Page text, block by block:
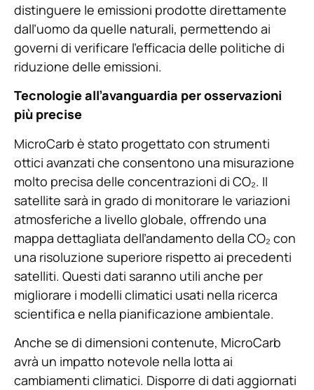
distinguere le emissioni prodotte direttamente
dall’uomo da quelle naturali, permettendo ai
governi di verificare l’efficacia delle politiche di
riduzione delle emissioni.
Tecnologie all’avanguardia per osservazioni
più precise
MicroCarb è stato progettato con strumenti
ottici avanzati che consentono una misurazione
molto precisa delle concentrazioni di CO₂. Il
satellite sarà in grado di monitorare le variazioni
atmosferiche a livello globale, offrendo una
mappa dettagliata dell’andamento della CO₂ con
una risoluzione superiore rispetto ai precedenti
satelliti. Questi dati saranno utili anche per
migliorare i modelli climatici usati nella ricerca
scientifica e nella pianificazione ambientale.
Anche se di dimensioni contenute, MicroCarb
avrà un impatto notevole nella lotta ai
cambiamenti climatici. Disporre di dati aggiornati